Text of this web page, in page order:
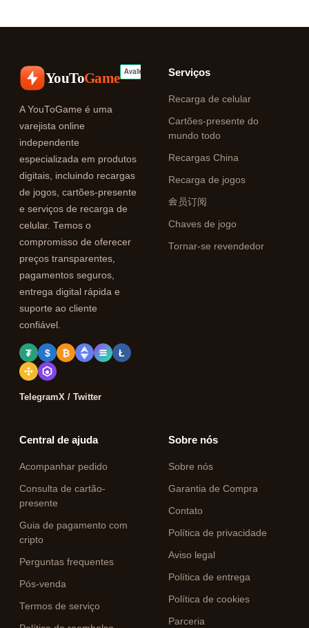
YouToGame
A YouToGame é uma
varejista online
independente
especializada em produtos
digitais, incluindo recargas
de jogos, cartões-presente
e serviços de recarga de
celular. Temos o
compromisso de oferecer
preços transparentes,
pagamentos seguros,
entrega digital rápida e
suporte ao cliente
confiável.
₮ $ ₿ Ł
TelegramX / Twitter
Serviços
Recarga de celular
Cartões-presente do
mundo todo
Recargas China
Recarga de jogos
会员订阅
Chaves de jogo
Tornar-se revendedor
Central de ajuda
Acompanhar pedido
Consulta de cartão-
presente
Guia de pagamento com
cripto
Perguntas frequentes
Pós-venda
Termos de serviço
Sobre nós
Sobre nós
Garantia de Compra
Contato
Política de privacidade
Aviso legal
Política de entrega
Política de cookies
Parceria